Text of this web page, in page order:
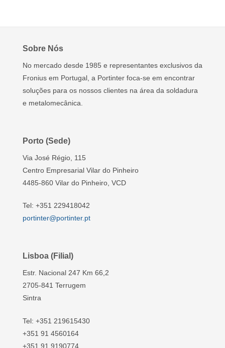
Sobre Nós
No mercado desde 1985 e representantes exclusivos da
Fronius em Portugal, a Portinter foca-se em encontrar
soluções para os nossos clientes na área da soldadura
e metalomecânica.
Porto (Sede)
Via José Régio, 115
Centro Empresarial Vilar do Pinheiro
4485-860 Vilar do Pinheiro, VCD
Tel: +351 229418042
portinter@portinter.pt
Lisboa (Filial)
Estr. Nacional 247 Km 66,2
2705-841 Terrugem
Sintra
Tel: +351 219615430
+351 91 4560164
+351 91 9190774